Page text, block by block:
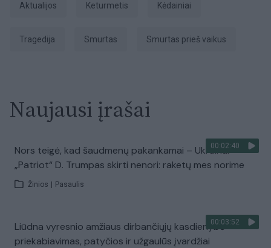
aktualijos keturmetis Kėdainiai
tragedija Smurtas smurtas prieš vaikus
Naujausi įrašai
00:02:40
Nors teigė, kad šaudmenų pakankamai – Ukrainai
„Patriot“ D. Trumpas skirti nenori: raketų mes norime
Žinios Pasaulis
00:03:52
Liūdna vyresnio amžiaus dirbančiųjų kasdienybė –
priekabiavimas, patyčios ir užgaulūs įvardžiai